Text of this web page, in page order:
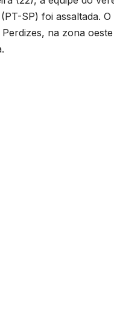
SP) foi assaltada. O
na zona